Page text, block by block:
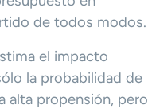
de todos modos.
el impacto
la probabilidad de
alta propensión, pero